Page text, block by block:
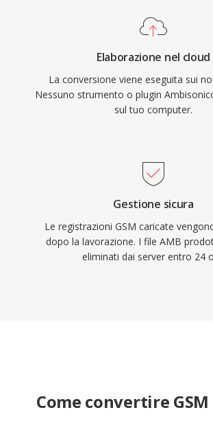
Elaborazione nel cloud
La conversione viene eseguita sui
Nessuno strumento o plugin
sul tuo computer.
Gestione sicura
Le registrazioni GSM caricate
dopo la lavorazione. I file AMB
eliminati dai server entro 24
Come convertire